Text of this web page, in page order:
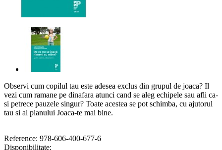
Observi cum copilul tau este adesea exclus din grupul de joaca? Il
vezi cum ramane pe dinafara atunci cand se aleg echipele sau afli ca-
si petrece pauzele singur? Toate acestea se pot schimba, cu ajutorul
tau si al planului Joaca-te mai bine.
Reference: 978-606-400-677-6
Disponibilitate: